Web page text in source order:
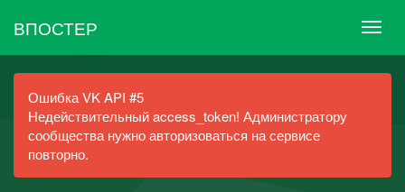
ВПОСТЕР
Ошибка VK API #5
Недействительный access_token! Администратору
сообщества нужно авторизоваться на сервисе
повторно.